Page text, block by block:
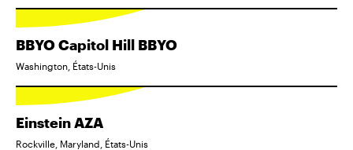
BBYO Capitol Hill BBYO
Washington, États-Unis
Einstein AZA
Rockville, Maryland, États-Unis